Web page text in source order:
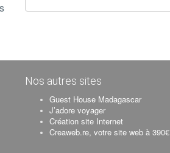
Nos autres sites
Guest House Madagascar
J’adore voyager
Création site Internet
Creaweb.re, votre site web à 390€